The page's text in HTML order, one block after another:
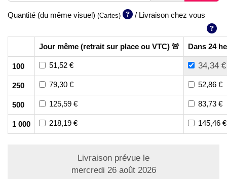
Quantité (du même visuel) (Cartes) / Livraison chez vous
Jour même (retrait sur place ou VTC) 🚨 Dans 24
100 51,52 € 34,34 €
250 79,30 € 52,86 €
500 125,59 € 83,73 €
1 000 218,19 € 145,46 €
Livraison prévue le
mercredi 26 août 2026